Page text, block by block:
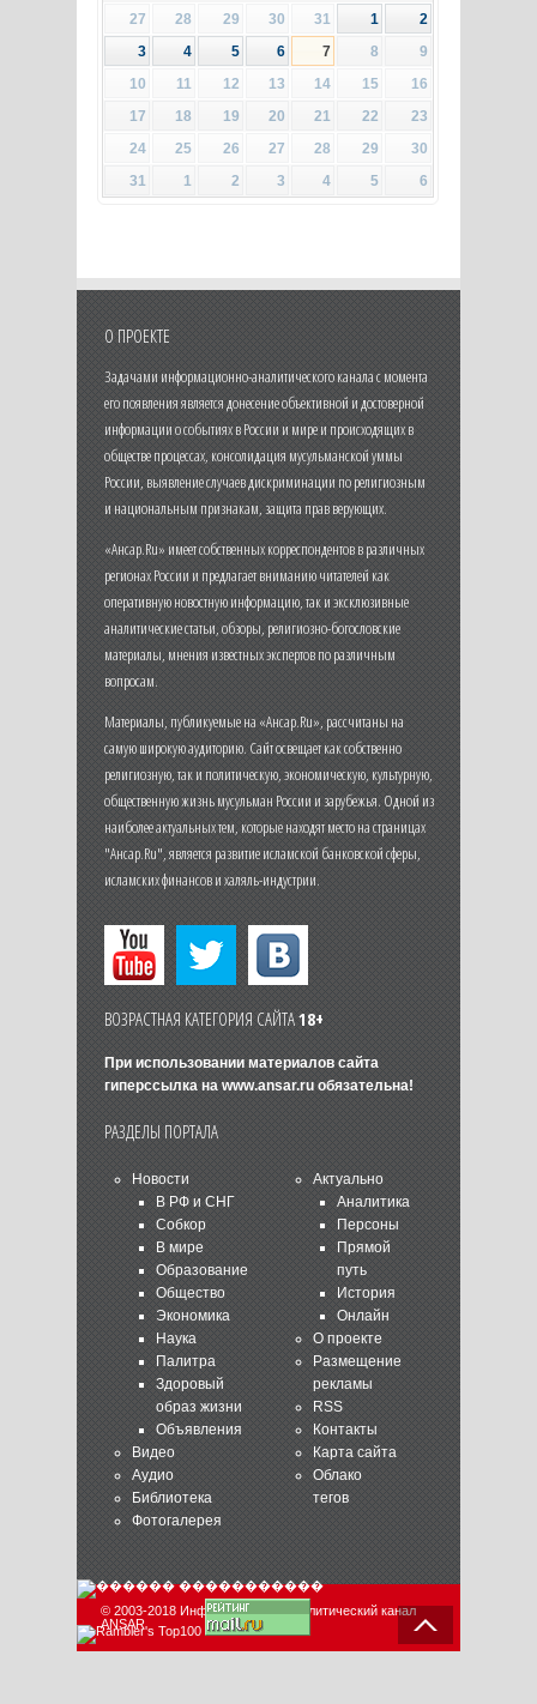
27 28 29 30 31 1
2
3
4 5 6 7 8
9
10
11 12 13 14 15
16
17
18 19 20 21 22
23
24
25 26 27 28 29
30
31
1 2 3 4 5 6
О ПРОЕКТЕ
Задачами информационно-аналитического канала с момента
его появления является донесение объективной и достоверной
информации о событиях в России и мире и происходящих в
обществе процессах, консолидация мусульманской уммы
России, выявление случаев дискриминации по религиозным
и национальным признакам, защита прав верующих.
«Ансар.Ru» имеет собственных корреспондентов в различных
регионах России и предлагает вниманию читателей как
оперативную новостную информацию, так и эксклюзивные
аналитические статьи, обзоры, религиозно-богословские
материалы, мнения известных экспертов по различным
вопросам.
Материалы, публикуемые на «Ансар.Ru», рассчитаны на
самую широкую аудиторию. Сайт освещает как собственно
религиозную, так и политическую, экономическую, культурную,
общественную жизнь мусульман России и зарубежья. Одной из
наиболее актуальных тем, которые находят место на страницах
"Ансар.Ru", является развитие исламской банковской сферы,
исламских финансов и халяль-индустрии.
ВОЗРАСТНАЯ КАТЕГОРИЯ САЙТА18+
При использовании материалов сайта
гиперссылка на www.ansar.ruобязательна!
РАЗДЕЛЫ ПОРТАЛА
Новости
В РФ и СНГ
Собкор
В мире
Образование
Общество
Экономика
Наука
Палитра
Здоровый
образ жизни
Объявления
Видео
Аудио
Библиотека
Фотогалерея
Актуально
Аналитика
Персоны
Прямой
путь
История
Онлайн
О проекте
Размещение
рекламы
RSS
Контакты
Карта сайта
Облако
тегов
© 2003-2018 Информационно-аналитический канал
ANSAR